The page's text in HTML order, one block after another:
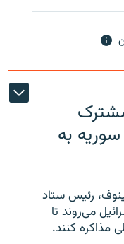
سوریه به
رئیس ستاد
می‌روند تا
مذاکره کنند.